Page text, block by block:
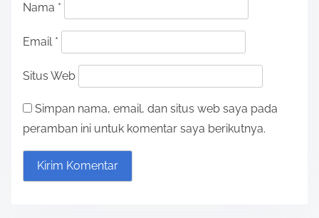
Nama *
Email *
Situs Web
Simpan nama, email, dan situs web saya pada
peramban ini untuk komentar saya berikutnya.